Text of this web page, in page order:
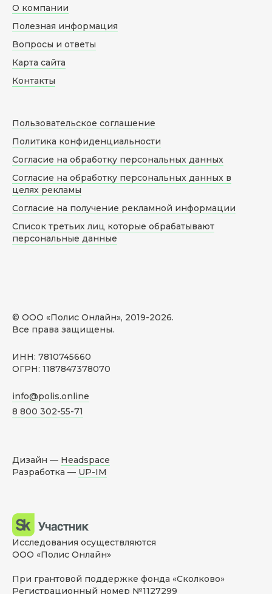
© ООО «Полис Онлайн», 2019-2026.
Все права защищены.
ИНН: 7810745660
ОГРН: 1187847378070
info@polis.online
8 800 302-55-71
О компании
Полезная информация
Вопросы и ответы
Карта сайта
Контакты
Пользовательское соглашение
Политика конфиденциальности
Согласие на обработку персональных данных
Согласие на обработку персональных данных в
целях рекламы
Согласие на получение рекламной информации
Список третьих лиц которые обрабатывают
персональные данные
Дизайн — Headspace
Разработка — UP-IM
Исследования осуществляются
ООО «Полис Онлайн»
При грантовой поддержке фонда «Сколково»
Регистрационный номер №1127299